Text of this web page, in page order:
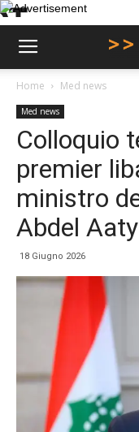
Home Med news
Med news
Colloquio
premier
ministro
Abdel Aaty
18 Giugno 2026